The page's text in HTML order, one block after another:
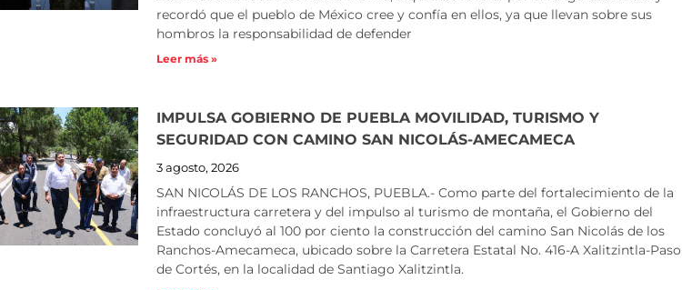
recordó que el pueblo de México cree y confía en ellos, ya que llevan sobre sus
hombros la responsabilidad de defender
Leer más »
IMPULSA GOBIERNO DE PUEBLA MOVILIDAD, TURISMO Y
SEGURIDAD CON CAMINO SAN NICOLÁS-AMECAMECA
3 agosto, 2026
SAN NICOLÁS DE LOS RANCHOS, PUEBLA.- Como parte del fortalecimiento de la
infraestructura carretera y del impulso al turismo de montaña, el Gobierno del
Estado concluyó al 100 por ciento la construcción del camino San Nicolás de los
Ranchos-Amecameca, ubicado sobre la Carretera Estatal No. 416-A Xalitzintla-Paso
de Cortés, en la localidad de Santiago Xalitzintla.